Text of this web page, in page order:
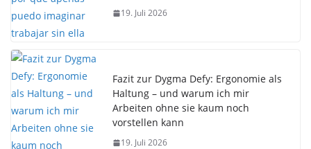
19. Juli 2026
Fazit zur Dygma Defy: Ergonomie als
Haltung – und warum ich mir
Arbeiten ohne sie kaum noch
vorstellen kann
19. Juli 2026